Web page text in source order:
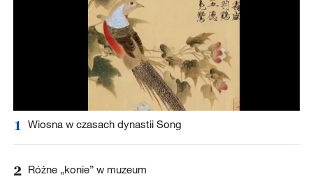
1 Wiosna w czasach dynastii Song
2 Różne „konie” w muzeum